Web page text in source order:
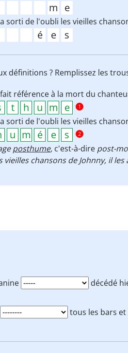
sorti de l'oubli les vieilles
définitions ? Remplissez les
référence à la mort du
1
sorti de l'oubli les vieilles
2
posthume, c'est-à-dire post-
chansons de Johnny, il les
décédé
tous les bars